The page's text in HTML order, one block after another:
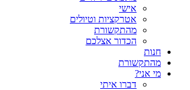
אישי
אטרקציות וטיולים
מהתקשורת
הכדור אצלכם
חנות
מהתקשורת
מי אני?
דברו איתי